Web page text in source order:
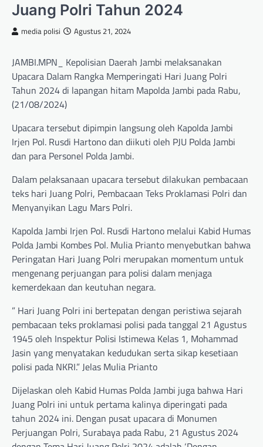
Juang Polri Tahun 2024
media polisi Agustus 21, 2024
JAMBI.MPN_ Kepolisian Daerah Jambi melaksanakan
Upacara Dalam Rangka Memperingati Hari Juang Polri
Tahun 2024 di lapangan hitam Mapolda Jambi pada Rabu,
(21/08/2024)
Upacara tersebut dipimpin langsung oleh Kapolda Jambi
Irjen Pol. Rusdi Hartono dan diikuti oleh PJU Polda Jambi
dan para Personel Polda Jambi.
Dalam pelaksanaan upacara tersebut dilakukan pembacaan
teks hari Juang Polri, Pembacaan Teks Proklamasi Polri dan
Menyanyikan Lagu Mars Polri.
Kapolda Jambi Irjen Pol. Rusdi Hartono melalui Kabid Humas
Polda Jambi Kombes Pol. Mulia Prianto menyebutkan bahwa
Peringatan Hari Juang Polri merupakan momentum untuk
mengenang perjuangan para polisi dalam menjaga
kemerdekaan dan keutuhan negara.
” Hari Juang Polri ini bertepatan dengan peristiwa sejarah
pembacaan teks proklamasi polisi pada tanggal 21 Agustus
1945 oleh Inspektur Polisi Istimewa Kelas 1, Mohammad
Jasin yang menyatakan kedudukan serta sikap kesetiaan
polisi pada NKRI.” Jelas Mulia Prianto
Dijelaskan oleh Kabid Humas Polda Jambi juga bahwa Hari
Juang Polri ini untuk pertama kalinya diperingati pada
tahun 2024 ini. Dengan pusat upacara di Monumen
Perjuangan Polri, Surabaya pada Rabu, 21 Agustus 2024